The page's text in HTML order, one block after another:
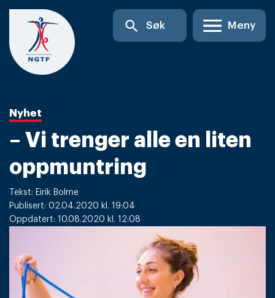
Skip
content
search Søk Meny
Nyhet
– Vi trenger alle en liten
oppmuntring
Tekst: Eirik Bolme
Publisert: 02.04.2020 kl. 19:04
Oppdatert: 10.08.2020 kl. 12:08